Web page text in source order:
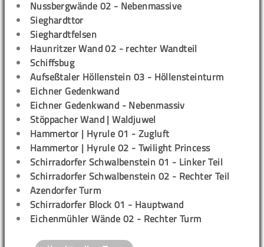
Nussbergwände 02 - Nebenmassive
Sieghardttor
Sieghardtfelsen
Haunritzer Wand 02 - rechter Wandteil
Schiffsbug
Aufseßtaler Höllenstein 03 - Höllensteinturm
Eichner Gedenkwand
Eichner Gedenkwand - Nebenmassiv
Stöppacher Wand | Waldjuwel
Hammertor | Hyrule 01 - Zugluft
Hammertor | Hyrule 02 - Twilight Princess
Schirradorfer Schwalbenstein 01 - Linker Teil
Schirradorfer Schwalbenstein 02 - Rechter Teil
Azendorfer Turm
Schirradorfer Block 01 - Hauptwand
Eichenmühler Wände 02 - Rechter Turm